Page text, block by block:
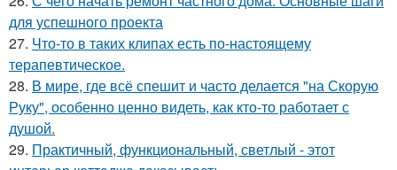
для успешного проекта
27. Что-то в таких клипах есть по-настоящему
терапевтическое.
28. В мире, где всё спешит и часто делается "на Скорую
Руку", особенно ценно видеть, как кто-то работает с
душой.
29. Практичный, функциональный, светлый - этот